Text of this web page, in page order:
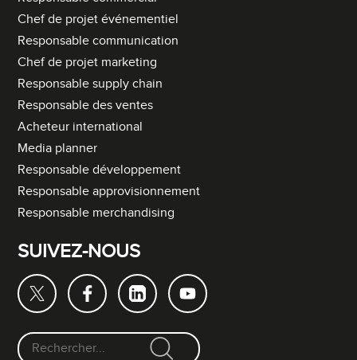
Chef de projet événementiel
Responsable communication
Chef de projet marketing
Responsable supply chain
Responsable des ventes
Acheteur international
Media planner
Responsable développement
Responsable approvisionnement
Responsable merchandising
SUIVEZ-NOUS